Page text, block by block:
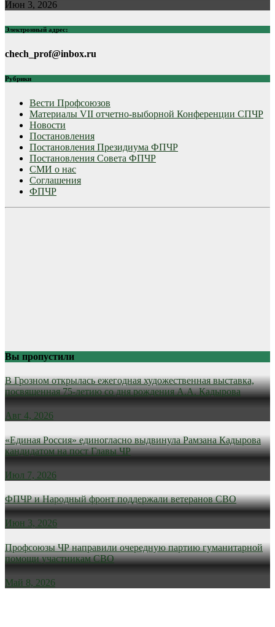
Июн 3, 2026
Электронный адрес:
chech_prof@inbox.ru
Рубрики
Вести Профсоюзов
Материалы VII отчетно-выборной Конференции СПЧР
Новости
Постановления
Постановления Президиума ФПЧР
Постановления Совета ФПЧР
СМИ о нас
Соглашения
ФПЧР
Вы пропустили
В Грозном открылась ежегодная художественная выставка,
посвященная 75-летию со дня рождения А.А. Кадырова
Авг 4, 2026
«Единая Россия» единогласно выдвинула Рамзана Кадырова
кандидатом на пост Главы ЧР
Июл 7, 2026
ФПЧР и Народный фронт поддержали ветеранов СВО
Июн 3, 2026
Профсоюзы ЧР направили очередную партию гуманитарной
помощи участникам СВО
Май 8, 2026